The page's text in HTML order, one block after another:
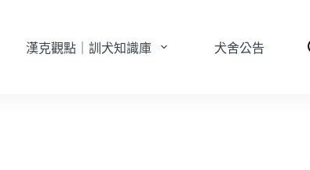
漢克觀點｜訓犬知識庫 犬舍公告